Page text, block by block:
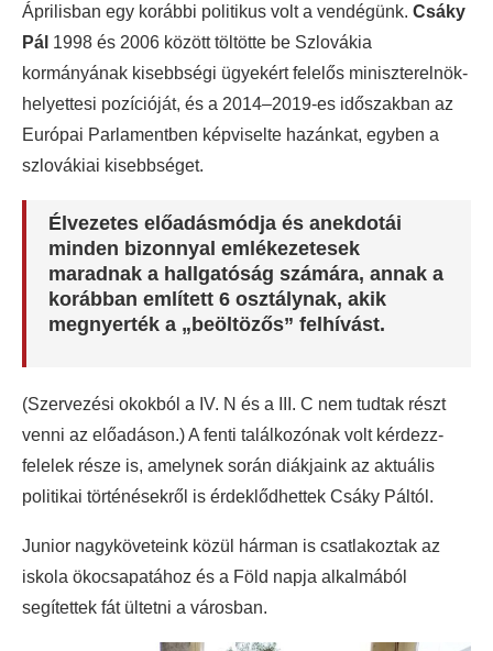
Áprilisban egy korábbi politikus volt a vendégünk. Csáky
Pál 1998 és 2006 között töltötte be Szlovákia
kormányának kisebbségi ügyekért felelős miniszterelnök-
helyettesi pozícióját, és a 2014–2019-es időszakban az
Európai Parlamentben képviselte hazánkat, egyben a
szlovákiai kisebbséget.
Élvezetes előadásmódja és anekdotái
minden bizonnyal emlékezetesek
maradnak a hallgatóság számára, annak a
korábban említett 6 osztálynak, akik
megnyerték a „beöltözős” felhívást.
(Szervezési okokból a IV. N és a III. C nem tudtak részt
venni az előadáson.) A fenti találkozónak volt kérdezz-
felelek része is, amelynek során diákjaink az aktuális
politikai történésekről is érdeklődhettek Csáky Páltól.
Junior nagyköveteink közül hárman is csatlakoztak az
iskola ökocsapatához és a Föld napja alkalmából
segítettek fát ültetni a városban.